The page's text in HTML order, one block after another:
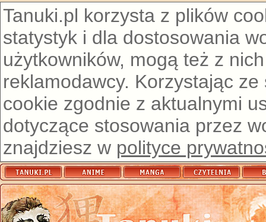
Tanuki.pl korzysta z plików
statystyk i dla dostosowania
użytkowników, mogą też z
reklamodawcy. Korzystając
cookie zgodnie z aktualnymi
dotyczące stosowania przez
znajdziesz w polityce